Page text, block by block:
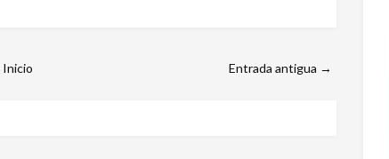
Entrada antigua →
Inicio